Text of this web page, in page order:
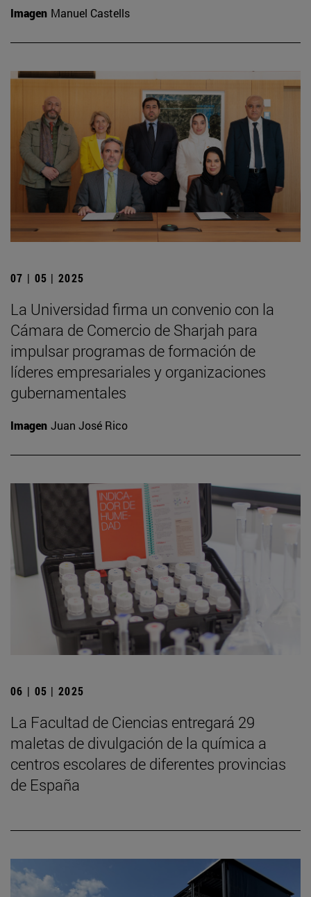
Imagen Manuel Castells
07 | 05 | 2025
La Universidad firma un convenio con la
Cámara de Comercio de Sharjah para
impulsar programas de formación de
líderes empresariales y organizaciones
gubernamentales
Imagen Juan José Rico
06 | 05 | 2025
La Facultad de Ciencias entregará 29
maletas de divulgación de la química a
centros escolares de diferentes provincias
de España